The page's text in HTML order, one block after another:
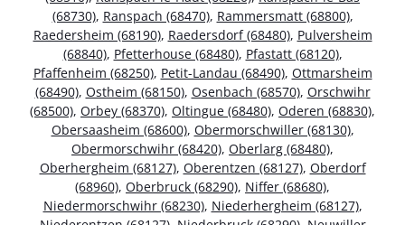
(68730), Ranspach (68470), Rammersmatt (68800),
Raedersheim (68190), Raedersdorf (68480), Pulversheim
(68840), Pfetterhouse (68480), Pfastatt (68120),
Pfaffenheim (68250), Petit-Landau (68490), Ottmarsheim
(68490), Ostheim (68150), Osenbach (68570), Orschwihr
(68500), Orbey (68370), Oltingue (68480), Oderen (68830),
Obersaasheim (68600), Obermorschwiller (68130),
Obermorschwihr (68420), Oberlarg (68480),
Oberhergheim (68127), Oberentzen (68127), Oberdorf
(68960), Oberbruck (68290), Niffer (68680),
Niedermorschwihr (68230), Niederhergheim (68127),